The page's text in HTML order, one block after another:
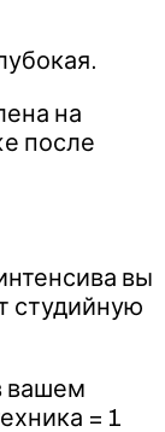
на
после
вы
студийную
вашем
= 1